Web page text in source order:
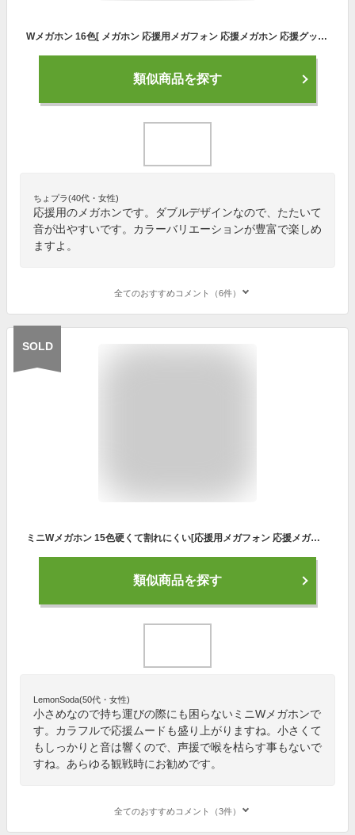
Wメガホン 16色[ メガホン 応援用メガフォン 応援メガホン 応援グッズ 甲子園 高校野球 バレーボール Wメガホン 応援 インターハイ 高校サッカー 体育祭 運動会 スポーツ少年団 ダブルメガホン 選挙 応援 観戦]*
類似商品を探す
ちょプラ(40代・女性)
応援用のメガホンです。ダブルデザインなので、たたいて
音が出やすいです。カラーバリエーションが豊富で楽しめ
ますよ。
全てのおすすめコメント（6件）
SOLD
ミニWメガホン 15色硬くて割れにくい[応援用メガフォン 応援メガホン 応援グッズ 甲子園 高校野球 バレーボール Wメガホン 応援 インターハイ 高校サッカー 体育祭 運動会 スポーツ少年団 ダブルメガホン 選挙 メガホン 応援 組み合わせ自由 観戦
類似商品を探す
LemonSoda(50代・女性)
小さめなので持ち運びの際にも困らないミニWメガホンで
す。カラフルで応援ムードも盛り上がりますね。小さくて
もしっかりと音は響くので、声援で喉を枯らす事もないで
すね。あらゆる観戦時にお勧めです。
全てのおすすめコメント（3件）